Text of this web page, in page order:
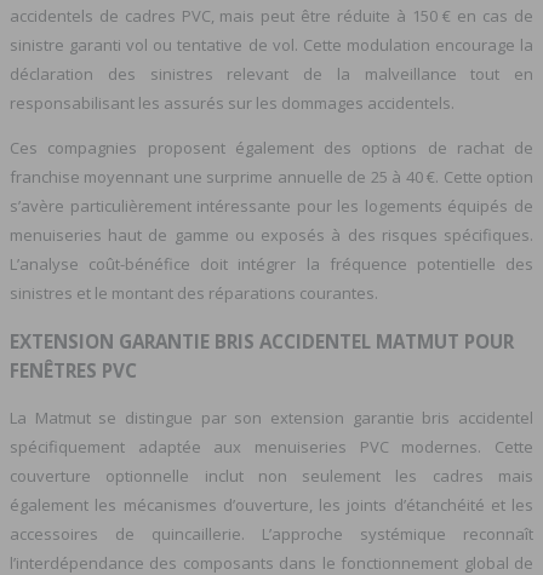
accidentels de cadres PVC, mais peut être réduite à 150 € en cas de
sinistre garanti vol ou tentative de vol. Cette modulation encourage la
déclaration des sinistres relevant de la malveillance tout en
responsabilisant les assurés sur les dommages accidentels.
Ces compagnies proposent également des options de rachat de
franchise moyennant une surprime annuelle de 25 à 40 €. Cette option
s’avère particulièrement intéressante pour les logements équipés de
menuiseries haut de gamme ou exposés à des risques spécifiques.
L’analyse coût-bénéfice doit intégrer la fréquence potentielle des
sinistres et le montant des réparations courantes.
EXTENSION GARANTIE BRIS ACCIDENTEL MATMUT POUR
FENÊTRES PVC
La Matmut se distingue par son extension garantie bris accidentel
spécifiquement adaptée aux menuiseries PVC modernes. Cette
couverture optionnelle inclut non seulement les cadres mais
également les mécanismes d’ouverture, les joints d’étanchéité et les
accessoires de quincaillerie. L’approche systémique reconnaît
l’interdépendance des composants dans le fonctionnement global de